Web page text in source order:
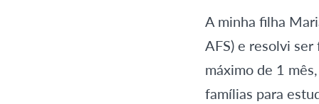
A minha filha
AFS) e resolvi
máximo de 1
famílias para